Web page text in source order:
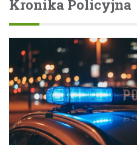
Kronika Policyjna